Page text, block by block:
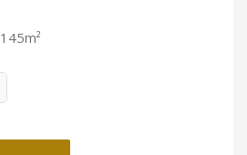
145m²